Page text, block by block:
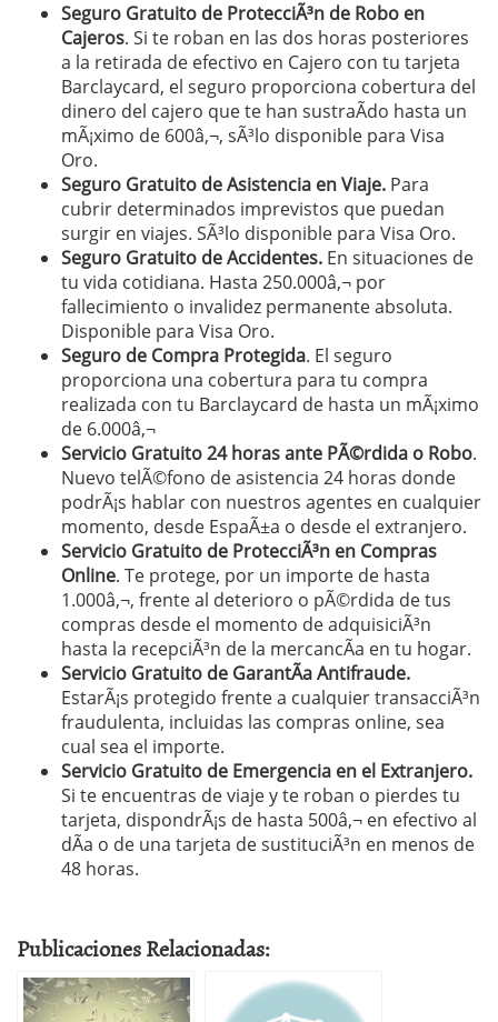
Seguro Gratuito de ProtecciÃ³n de Robo en
Cajeros. Si te roban en las dos horas posteriores
a la retirada de efectivo en Cajero con tu tarjeta
Barclaycard, el seguro proporciona cobertura del
dinero del cajero que te han sustraÃ­do hasta un
mÃ¡ximo de 600â‚¬, sÃ³lo disponible para Visa
Oro.
Seguro Gratuito de Asistencia en Viaje. Para
cubrir determinados imprevistos que puedan
surgir en viajes. SÃ³lo disponible para Visa Oro.
Seguro Gratuito de Accidentes. En situaciones de
tu vida cotidiana. Hasta 250.000â‚¬ por
fallecimiento o invalidez permanente absoluta.
Disponible para Visa Oro.
Seguro de Compra Protegida. El seguro
proporciona una cobertura para tu compra
realizada con tu Barclaycard de hasta un mÃ¡ximo
de 6.000â‚¬
Servicio Gratuito 24 horas ante PÃ©rdida o Robo.
Nuevo telÃ©fono de asistencia 24 horas donde
podrÃ¡s hablar con nuestros agentes en cualquier
momento, desde EspaÃ±a o desde el extranjero.
Servicio Gratuito de ProtecciÃ³n en Compras
Online. Te protege, por un importe de hasta
1.000â‚¬, frente al deterioro o pÃ©rdida de tus
compras desde el momento de adquisiciÃ³n
hasta la recepciÃ³n de la mercancÃ­a en tu hogar.
Servicio Gratuito de GarantÃ­a Antifraude.
EstarÃ¡s protegido frente a cualquier transacciÃ³n
fraudulenta, incluidas las compras online, sea
cual sea el importe.
Servicio Gratuito de Emergencia en el Extranjero.
Si te encuentras de viaje y te roban o pierdes tu
tarjeta, dispondrÃ¡s de hasta 500â‚¬ en efectivo al
dÃ­a o de una tarjeta de sustituciÃ³n en menos de
48 horas.
Publicaciones Relacionadas: